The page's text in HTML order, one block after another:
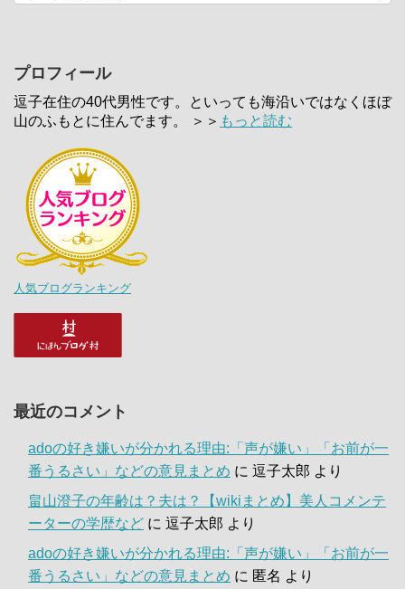
プロフィール
逗子在住の40代男性です。といっても海沿いではなくほぼ
山のふもとに住んでます。 ＞＞ もっと読む
人気ブログランキング
最近のコメント
adoの好き嫌いが分かれる理由:「声が嫌い」「お前が一
番うるさい」などの意見まとめ に 逗子太郎 より
畠山澄子の年齢は？夫は？【wikiまとめ】美人コメンテ
ーターの学歴など に 逗子太郎 より
adoの好き嫌いが分かれる理由:「声が嫌い」「お前が一
番うるさい」などの意見まとめ に 匿名 より